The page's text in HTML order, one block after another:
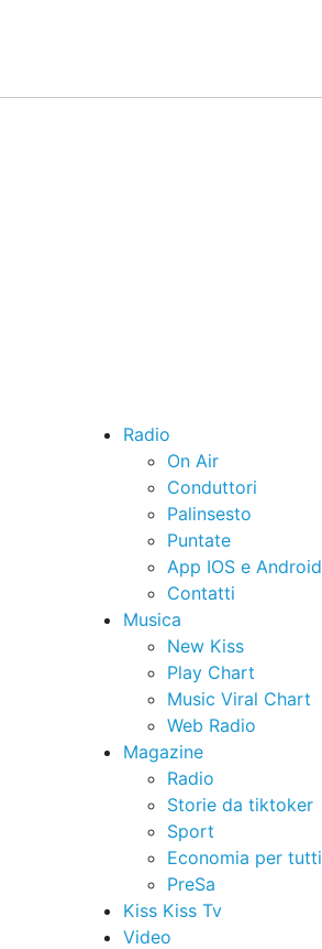
Radio
On Air
Conduttori
Palinsesto
Puntate
App IOS e Android
Contatti
Musica
New Kiss
Play Chart
Music Viral Chart
Web Radio
Magazine
Radio
Storie da tiktoker
Sport
Economia per tutti
PreSa
Kiss Kiss Tv
Video